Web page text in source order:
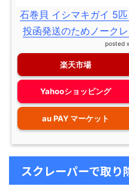
石巻貝 イシマキガイ 5
投函発送のためノーク
posted
楽天市場
Yahooショッピング
au PAY マーケット
スクレーパーで取り